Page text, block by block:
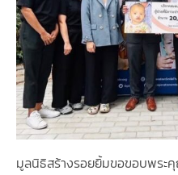
มูลนิธิสร้างรอยยิ้มขอขอบพร